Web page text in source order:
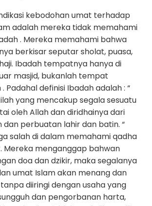
kebodohan umat terhadap
adalah mereka tidak memahami
. Mereka memahami bahwa
berkisar seputar sholat, puasa,
Ibadah tempatnya hanya di
masjid, bukanlah tempat
Padahal definisi Ibadah adalah : “
yang mencakup segala sesuatu
oleh Allah dan diridhainya dari
perbuatan lahir dan batin. “
salah di dalam memahami qadha
Mereka menganggap bahwan
doa dan dzikir, maka segalanya
umat Islam akan menang dan
diiringi dengan usaha yang
dan pengorbanan harta,